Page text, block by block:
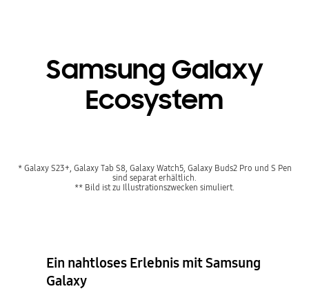
Samsung Galaxy
Ecosystem
* Galaxy S23+, Galaxy Tab S8, Galaxy Watch5, Galaxy Buds2 Pro und S Pen
sind separat erhältlich.
** Bild ist zu Illustrationszwecken simuliert.
Ein nahtloses Erlebnis mit Samsung
Galaxy